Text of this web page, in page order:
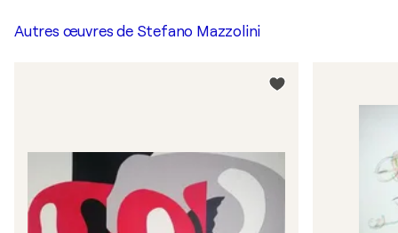
Autres œuvres de Stefano Mazzolini